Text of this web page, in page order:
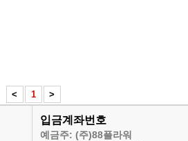
< 1 >
입금계좌번호
예금주: (주)88플라워